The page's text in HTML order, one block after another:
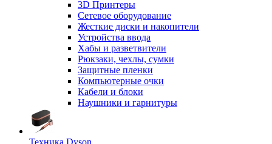
3D Принтеры
Сетевое оборудование
Жесткие диски и накопители
Устройства ввода
Хабы и разветвители
Рюкзаки, чехлы, сумки
Защитные пленки
Компьютерные очки
Кабели и блоки
Наушники и гарнитуры
Техника Dyson